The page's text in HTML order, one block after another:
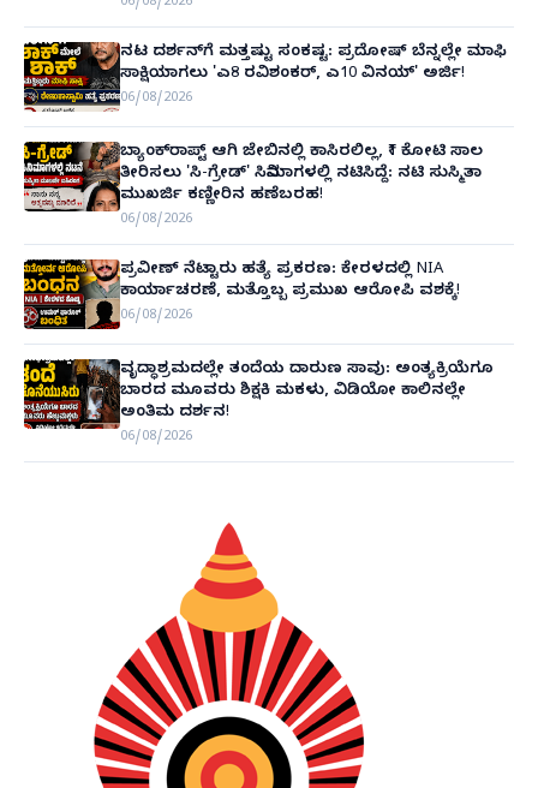
ನಟ ದರ್ಶನ್‌ಗೆ ಮತ್ತಷ್ಟು ಸಂಕಷ್ಟ: ಪ್ರದೋಷ್ ಬೆನ್ನಲ್ಲೇ ಮಾಫಿ
ಸಾಕ್ಷಿಯಾಗಲು 'ಎ8 ರವಿಶಂಕರ್, ಎ10 ವಿನಯ್' ಅರ್ಜಿ!
06/08/2026
ಬ್ಯಾಂಕ್‌ರಾಪ್ಟ್‌ ಆಗಿ ಜೇಬಿನಲ್ಲಿ ಕಾಸಿರಲಿಲ್ಲ, ₹1 ಕೋಟಿ ಸಾಲ
ತೀರಿಸಲು 'ಸಿ-ಗ್ರೇಡ್' ಸಿನಿಮಾಗಳಲ್ಲಿ ನಟಿಸಿದ್ದೆ: ನಟಿ ಸುಸ್ಮಿತಾ
ಮುಖರ್ಜಿ ಕಣ್ಣೀರಿನ ಹಣೆಬರಹ!
06/08/2026
ಪ್ರವೀಣ್ ನೆಟ್ಟಾರು ಹತ್ಯೆ ಪ್ರಕರಣ: ಕೇರಳದಲ್ಲಿ NIA
ಕಾರ್ಯಾಚರಣೆ, ಮತ್ತೊಬ್ಬ ಪ್ರಮುಖ ಆರೋಪಿ ವಶಕ್ಕೆ!
06/08/2026
ವೃದ್ಧಾಶ್ರಮದಲ್ಲೇ ತಂದೆಯ ದಾರುಣ ಸಾವು: ಅಂತ್ಯಕ್ರಿಯೆಗೂ
ಬಾರದ ಮೂವರು ಶಿಕ್ಷಕಿ ಮಕಳು, ವಿಡಿಯೋ ಕಾಲಿನಲ್ಲೇ
ಅಂತಿಮ ದರ್ಶನ!
06/08/2026